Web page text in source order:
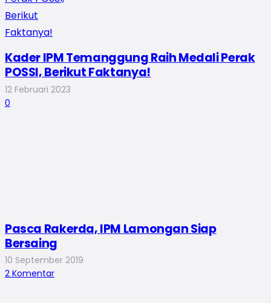
Kader IPM Temanggung Raih Medali Perak
POSSI, Berikut Faktanya!
12 Februari 2023
0
Pasca Rakerda, IPM Lamongan Siap
Bersaing
10 September 2019
2 Komentar